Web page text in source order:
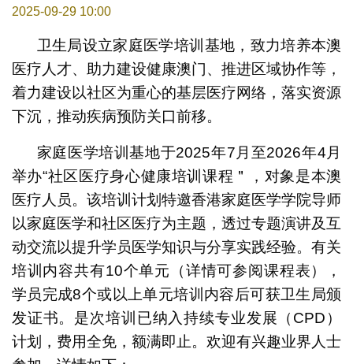
2025-09-29 10:00
卫生局设立家庭医学培训基地，致力培养本澳
医疗人才、助力建设健康澳门、推进区域协作等，
着力建设以社区为重心的基层医疗网络，落实资源
下沉，推动疾病预防关口前移。
家庭医学培训基地于2025年7月至2026年4月
举办“社区医疗身心健康培训课程＂，对象是本澳
医疗人员。该培训计划特邀香港家庭医学学院导师
以家庭医学和社区医疗为主题，透过专题演讲及互
动交流以提升学员医学知识与分享实践经验。有关
培训内容共有10个单元（详情可参阅课程表），
学员完成8个或以上单元培训内容后可获卫生局颁
发证书。是次培训已纳入持续专业发展（CPD）
计划，费用全免，额满即止。欢迎有兴趣业界人士